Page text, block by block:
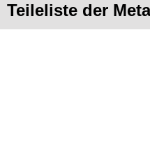
Teileliste der